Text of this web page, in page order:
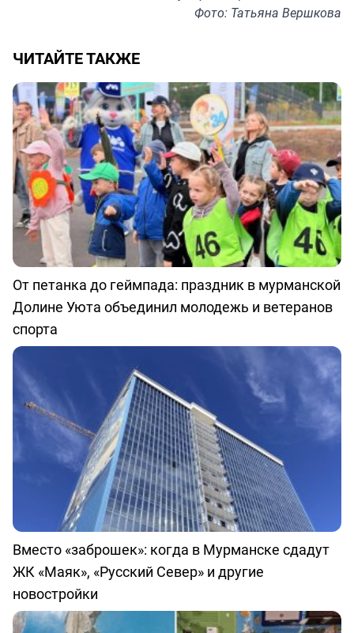
Фото: Татьяна Вершкова
ЧИТАЙТЕ ТАКЖЕ
От петанка до геймпада: праздник в мурманской
Долине Уюта объединил молодежь и ветеранов
спорта
Вместо «заброшек»: когда в Мурманске сдадут
ЖК «Маяк», «Русский Север» и другие
новостройки